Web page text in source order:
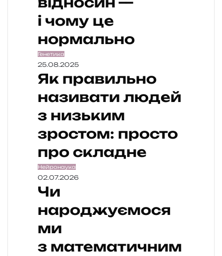
і чому це
нормально
Генетика
25.08.2025
Як правильно
називати людей
з низьким
зростом: просто
про складне
Нейронаука
02.07.2026
Чи
народжуємося
ми
з математичним